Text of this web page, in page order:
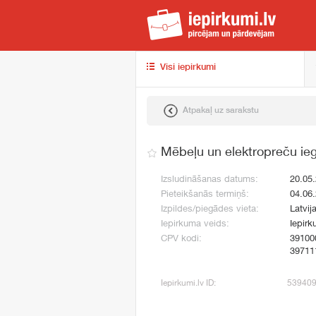
Visi iepirkumi
Atpakaļ uz sarakstu
Mēbeļu un elektropreču
Izsludināšanas datums:
Pieteikšanās termiņš:
Izpildes/piegādes vieta:
Iepirkuma veids:
CPV kodi:
Iepirkumi.lv ID: